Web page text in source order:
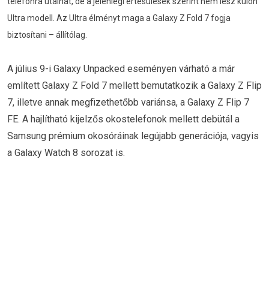
Ultra modell. Az Ultra élményt maga a Galaxy Z Fold 7 fogja
biztosítani – állítólag.
A július 9-i Galaxy Unpacked eseményen várható a már
említett Galaxy Z Fold 7 mellett bemutatkozik a Galaxy Z Flip
7, illetve annak megfizethetőbb variánsa, a Galaxy Z Flip 7
FE. A hajlítható kijelzős okostelefonok mellett debütál a
Samsung prémium okosóráinak legújabb generációja, vagyis
a Galaxy Watch 8 sorozat is.